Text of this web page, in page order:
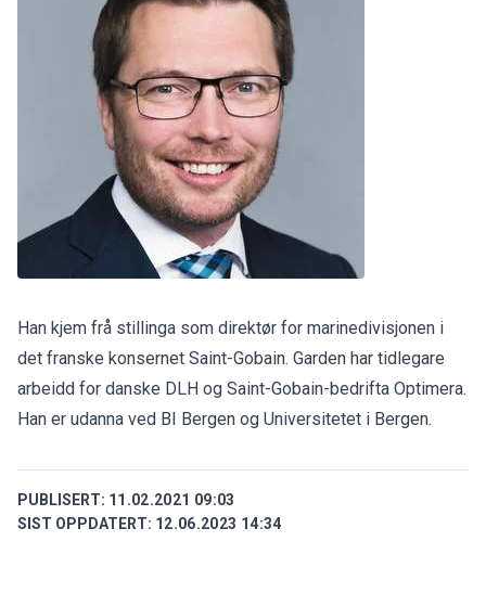
Han kjem frå stillinga som direktør for marinedivisjonen i
det franske konsernet Saint-Gobain. Garden har tidlegare
arbeidd for danske DLH og Saint-Gobain-bedrifta Optimera.
Han er udanna ved BI Bergen og Universitetet i Bergen.
PUBLISERT: 11.02.2021 09:03
SIST OPPDATERT: 12.06.2023 14:34